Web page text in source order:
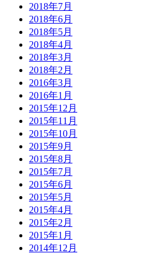
2018年7月
2018年6月
2018年5月
2018年4月
2018年3月
2018年2月
2016年3月
2016年1月
2015年12月
2015年11月
2015年10月
2015年9月
2015年8月
2015年7月
2015年6月
2015年5月
2015年4月
2015年2月
2015年1月
2014年12月